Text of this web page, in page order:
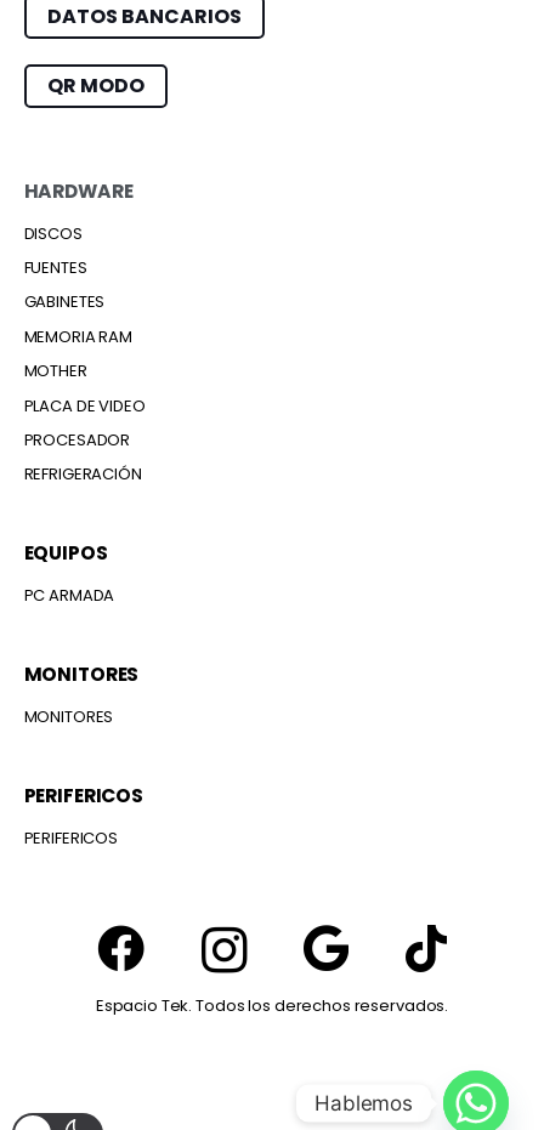
DATOS BANCARIOS
QR MODO
HARDWARE
DISCOS
FUENTES
GABINETES
MEMORIA RAM
MOTHER
PLACA DE VIDEO
PROCESADOR
REFRIGERACIÓN
EQUIPOS
PC ARMADA
MONITORES
MONITORES
PERIFERICOS
PERIFERICOS
Espacio Tek. Todos los derechos reservados.
Hablemos